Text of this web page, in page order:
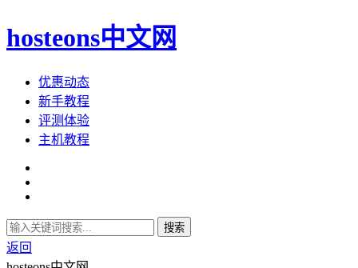
hosteons中文网
优惠动态
新手教程
评测体验
主机教程
搜索
返回